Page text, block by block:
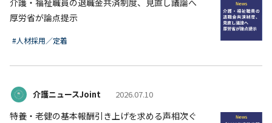
介護・福祉職員の退職金共済制度、見直し議論へ
厚労省が論点提示
#人材採用／定着
介護ニュースJoint 2026.07.10
特養・老健の基本報酬引き上げを求める声相次ぐ